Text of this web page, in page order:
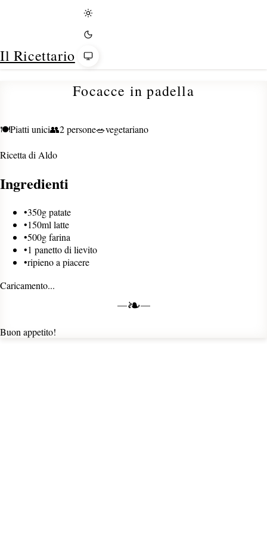
Il Ricettario
Tema
Focacce in padella
🍽️Piatti unici👥2 persone🥗vegetariano
Ricetta di Aldo
Ingredienti
•350g patate
•150ml latte
•500g farina
•1 panetto di lievito
•ripieno a piacere
Caricamento...
❧
Buon appetito!